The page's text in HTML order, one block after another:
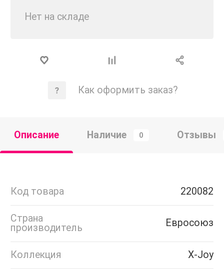
Нет на складе
Как оформить заказ?
Описание Наличие 0 Отзывы
Код товара 220082
Страна
производитель
Евросоюз
Коллекция X-Joy